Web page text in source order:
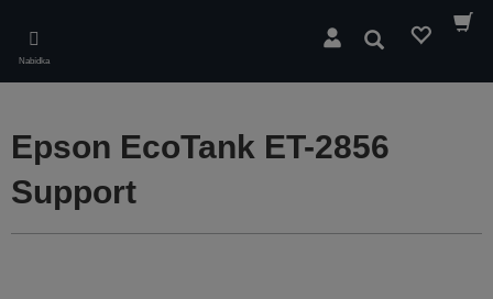
main
content
Nabídka
Hledat
Epson EcoTank ET-2856
Support